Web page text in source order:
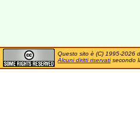
Questo sito è (C) 1995-2026
Alcuni diritti riservatisecondo